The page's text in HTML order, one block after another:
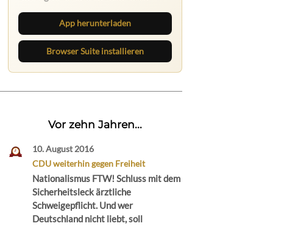
App herunterladen
Browser Suite installieren
Vor zehn Jahren...
10. August 2016
CDU weiterhin gegen Freiheit
Nationalismus FTW! Schluss mit dem
Sicherheitsleck ärztliche
Schweigepflicht. Und wer
Deutschland nicht liebt, soll